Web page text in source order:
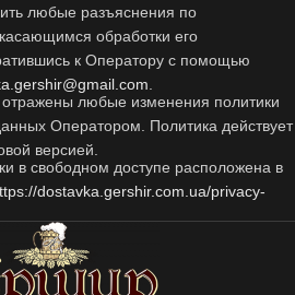
любые разъяснения по
обработки его
к Оператору с помощью
любые изменения политики
Оператором. Политика действует
версией.
в свободном доступе расположена в
dostavka.gershir.com.ua/privacy-